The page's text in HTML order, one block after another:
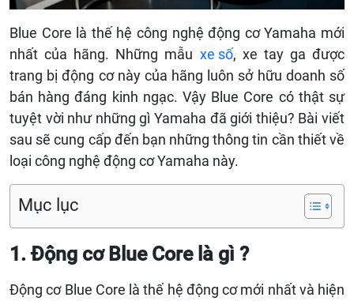
Blue Core là thế hệ công nghệ động cơ Yamaha mới
nhất của hãng. Những mẫu xe số, xe tay ga được
trang bị động cơ này của hãng luôn sở hữu doanh số
bán hàng đáng kinh ngạc. Vậy Blue Core có thật sự
tuyệt vời như những gì Yamaha đã giới thiệu? Bài viết
sau sẽ cung cấp đến bạn những thông tin cần thiết về
loại công nghệ động cơ Yamaha này.
Mục lục
1. Động cơ Blue Core là gì ?
Động cơ Blue Core là thế hệ động cơ mới nhất và hiện